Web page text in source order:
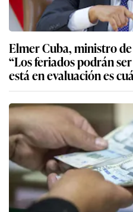
Elmer Cuba, ministro
“Los feriados podrán
está en evaluación es